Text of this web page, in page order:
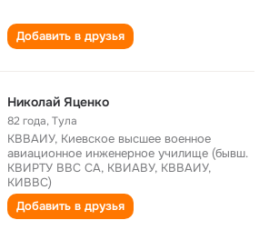
Добавить в друзья
Николай Яценко
82 года,Тула
КВВАИУ, Киевское высшее военное
авиационное инженерное училище (бывш.
КВИРТУ ВВС СА, КВИАВУ, КВВАИУ,
КИВВС)
Добавить в друзья